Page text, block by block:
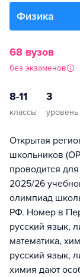
Физика
68 вузов
без экзаменов
8-11
классы
3
уровень
Открытая
школьников
проводится
2025/26
олимпиад
РФ. Номер в
русский язык,
математика,
русский язык,
химия дают